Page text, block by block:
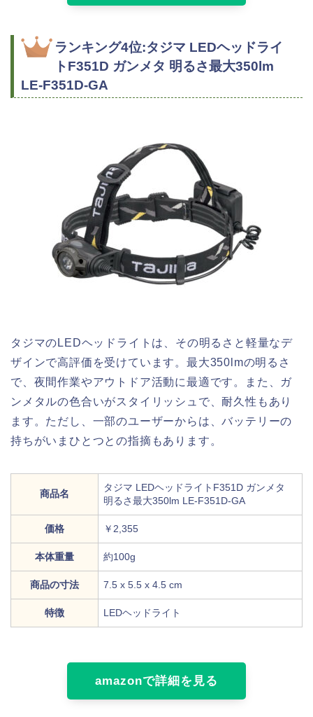
ランキング4位:タジマ LEDヘッドライ
トF351D ガンメタ 明るさ最大350lm
LE-F351D-GA
タジマのLEDヘッドライトは、その明るさと軽量なデ
ザインで高評価を受けています。最大350lmの明るさ
で、夜間作業やアウトドア活動に最適です。また、ガ
ンメタルの色合いがスタイリッシュで、耐久性もあり
ます。ただし、一部のユーザーからは、バッテリーの
持ちがいまひとつとの指摘もあります。
商品名
タジマ LEDヘッドライトF351D ガンメタ
明るさ最大350lm LE-F351D-GA
価格 ￥2,355
本体重量 約100g
商品の寸法 7.5 x 5.5 x 4.5 cm
特徴 LEDヘッドライト
amazonで詳細を見る